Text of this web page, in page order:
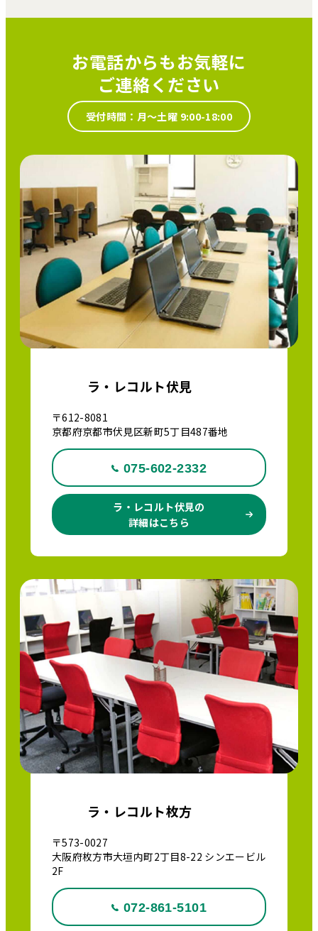
お電話からもお気軽に
ご連絡ください
受付時間：月～土曜 9:00-18:00
ラ・レコルト伏見
〒612-8081
京都府京都市伏見区新町5丁目487番地
075-602-2332
ラ・レコルト伏見の
詳細はこちら
ラ・レコルト枚方
〒573-0027
大阪府枚方市大垣内町2丁目8-22 シンエービル
2F
072-861-5101